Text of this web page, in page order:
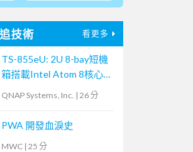
技術 看更多
TS-855eU: 2U 8-bay短機
箱搭載Intel Atom 8核心
NVMe SSD、PCIe Gen 3
可擴充25GbE高速網路
QNAP Systems, Inc. | 26 分
PWA 開發血淚史
MWC | 25 分